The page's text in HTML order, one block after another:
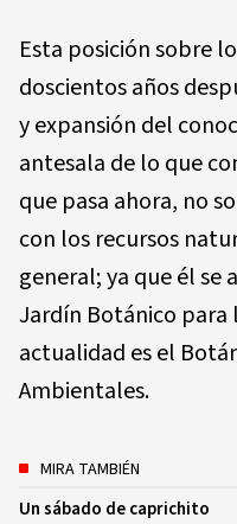
Esta posición sobre
doscientos años
y expansión del
antesala de lo que
que pasa ahora, no
con los recursos
general; ya que él se
Jardín Botánico
actualidad es el
Ambientales.
MIRA TAMBIÉN
Un sábado de caprichito